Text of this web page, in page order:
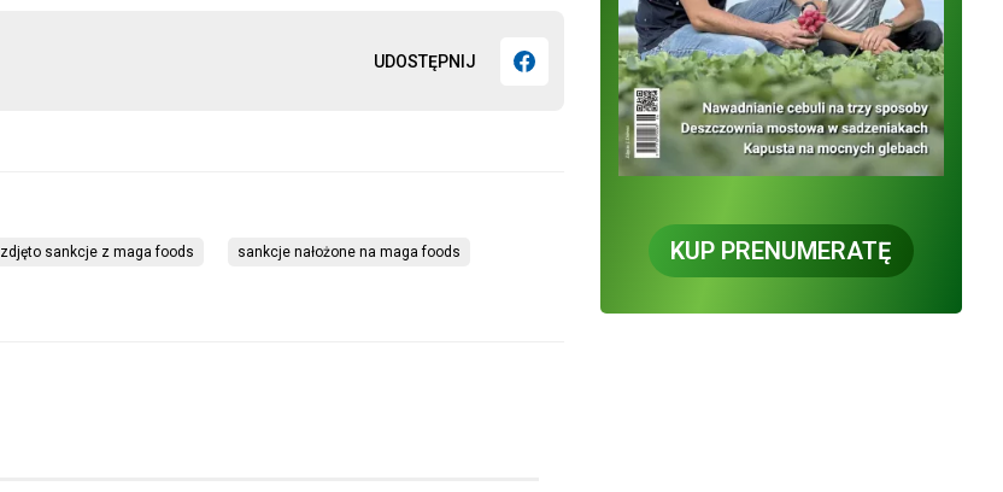
UDOSTĘPNIJ
zdjęto sankcje z maga foods sankcje nałożone na maga foods KUP PRENUMERATĘ